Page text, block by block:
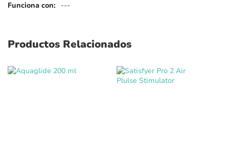
---
Productos Relacionados